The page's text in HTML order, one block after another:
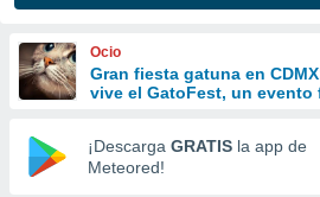
las
y
forma
digital
basada
Ocio
Gran fiesta gatuna en
vive el GatoFest, un
¡Descarga GRATIS la app de
Meteored!